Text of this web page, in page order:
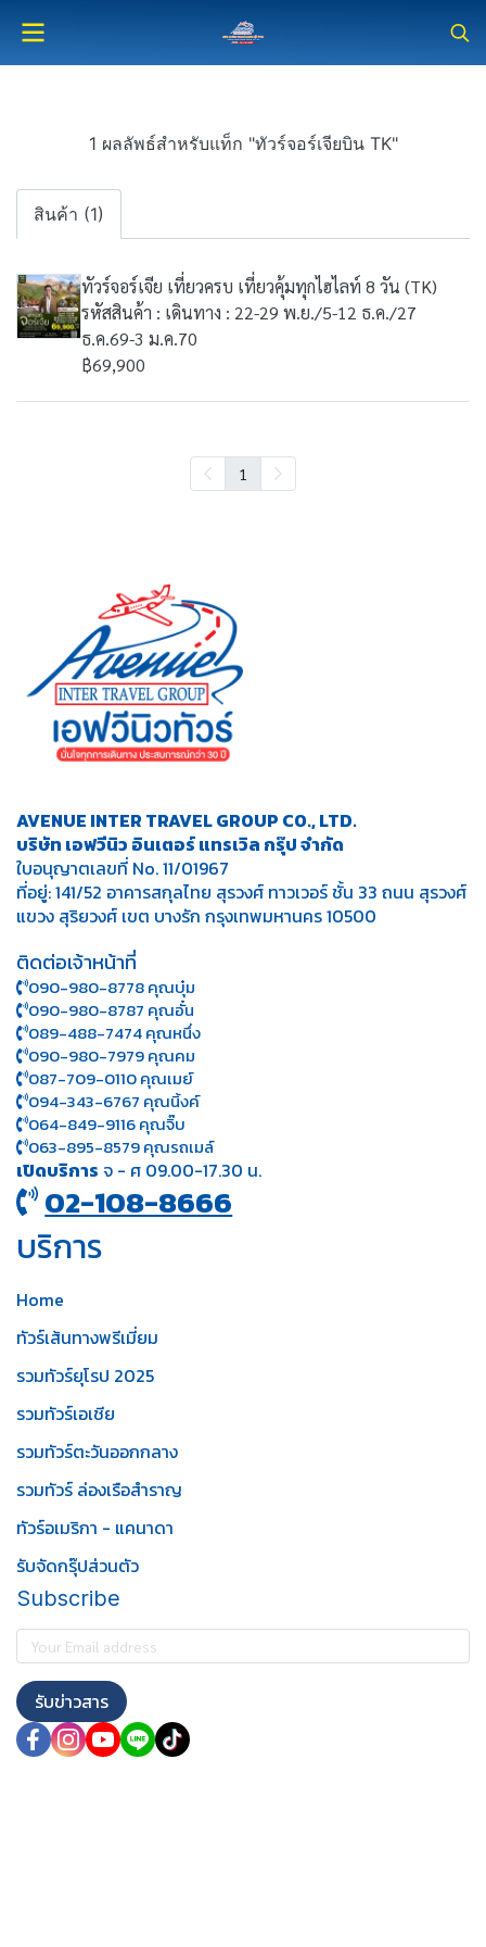
1 ผลลัพธ์สำหรับแท็ก "ทัวร์จอร์เจียบิน TK"
สินค้า (1)
ทัวร์จอร์เจีย เที่ยวครบ เที่ยวคุ้มทุกไฮไลท์ 8 วัน (TK)
รหัสสินค้า : เดินทาง : 22-29 พ.ย./5-12 ธ.ค./27
ธ.ค.69-3 ม.ค.70
฿69,900
1
AVENUE INTER TRAVEL GROUP CO., LTD.
บริษัท เอฟวีนิว อินเตอร์ แทรเวิล กรุ๊ป จำกัด
ใบอนุญาตเลขที่ No. 11/01967
ที่อยู่: 141/52 อาคารสกุลไทย สุรวงศ์ ทาวเวอร์ ชั้น 33 ถนน สุรวงศ์
แขวง สุริยวงศ์ เขต บางรัก กรุงเทพมหานคร 10500
ติดต่อเจ้าหน้าที่
090-980-8778 คุณบุ๋ม
090-980-8787 คุณอั๋น
089-488-7474 คุณหนึ่ง
090-980-7979 คุณคม
087-709-0110 คุณเมย์
094-343-6767 คุณนิ้งค์
064-849-9116 คุณจิ๊บ
063-895-8 579คุณรถเมล์
เปิดบริการ จ - ศ 09.00-17.30 น.
02-108-8666
บริการ
Home
ทัวร์เส้นทางพรีเมี่ยม
รวมทัวร์ยุโรป 2025
รวมทัวร์เอเชีย
รวมทัวร์ตะวันออกกลาง
รวมทัวร์ ล่องเรือสำราญ
ทัวร์อเมริกา - แคนาดา
รับจัดกรุ๊ปส่วนตัว
Subscribe
รับข่าวสาร